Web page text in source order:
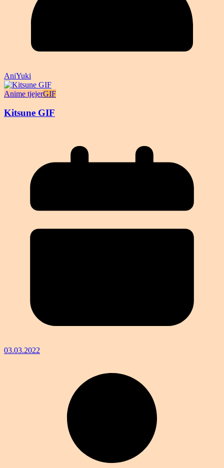
AniYuki
Anime tjejerGIF
Kitsune GIF
03.03.2022